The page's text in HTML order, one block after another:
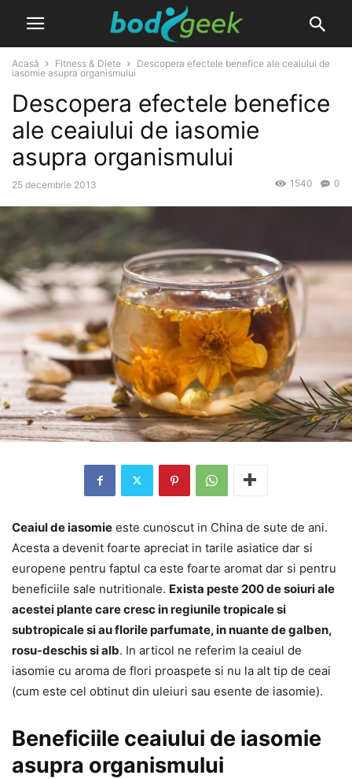
Acasă Fitness & Diete
Descopera efectele benefice ale ceaiului de
iasomie asupra organismului
Descopera efectele benefice
ale ceaiului de iasomie
asupra organismului
25 decembrie 2013 0
1540
Ceaiul de iasomie este cunoscut in China de sute de ani.
Acesta a devenit foarte apreciat in tarile asiatice dar si
europene pentru faptul ca este foarte aromat dar si pentru
beneficiile sale nutritionale. Exista peste 200 de soiuri ale
acestei plante care cresc in regiunile tropicale si
subtropicale si au florile parfumate, in nuante de galben,
rosu-deschis si alb. In articol ne referim la ceaiul de
iasomie cu aroma de flori proaspete si nu la alt tip de ceai
(cum este cel obtinut din uleiuri sau esente de iasomie).
Beneficiile ceaiului de iasomie
asupra organismului